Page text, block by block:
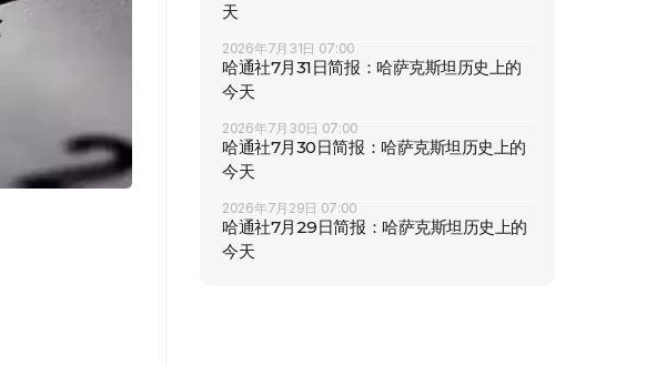
天
2026年7月31日 07:00
哈通社7月31日简报：哈萨克斯坦历史上的
今天
2026年7月30日 07:00
哈通社7月30日简报：哈萨克斯坦历史上的
今天
2026年7月29日 07:00
哈通社7月29日简报：哈萨克斯坦历史上的
今天